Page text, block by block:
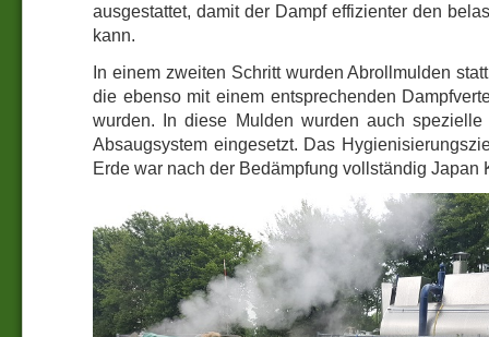
ausgestattet, damit der Dampf effizienter den
kann.
In einem zweiten Schritt wurden Abrollmulden
die ebenso mit einem entsprechenden
wurden. In diese Mulden wurden auch
Absaugsystem eingesetzt. Das
Erde war nach der Bedämpfung vollständig Japan